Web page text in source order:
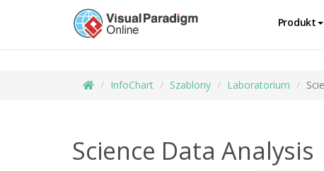
Produkt
InfoChart Szablony Laboratorium
Science Data Analysis